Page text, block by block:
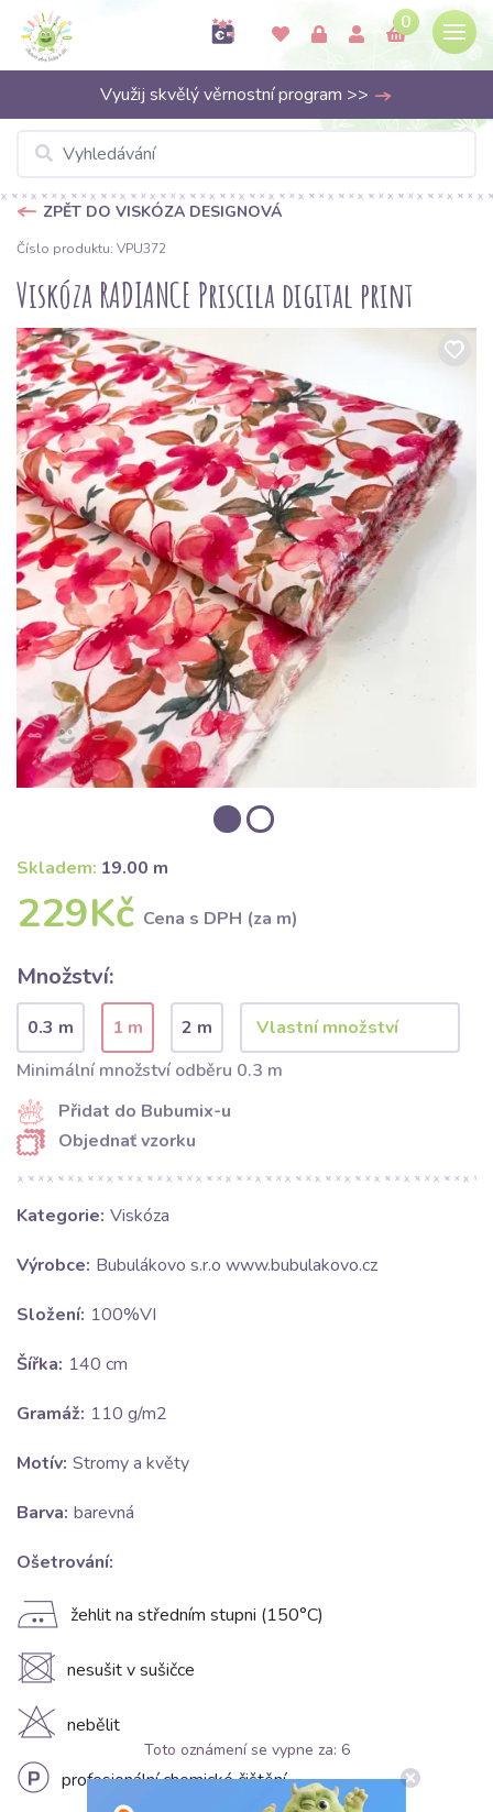
0
Využij skvělý věrnostní program >>
ZPĚT DO VISKÓZA DESIGNOVÁ
Číslo produktu: VPU372
Viskóza RADIANCE Priscila digital print
Skladem: 19.00 m
229Kč Cena s DPH (za m)
Množství:
0.3 m 1 m
2 m
Minimální množství odběru 0.3 m
Přidat do Bubumix-u
Objednať vzorku
Kategorie: Viskóza
Výrobce: Bubulákovo s.r.o www.bubulakovo.cz
Složení: 100%VI
Šířka: 140 cm
Gramáž: 110 g/m2
Motív: Stromy a květy
Barva: barevná
Ošetrování:
E žehlit na středním stupni (150°C)
U nesušit v sušičce
H nebělit
L profesionální chemické čištění
Toto oznámení se vypne za: 5